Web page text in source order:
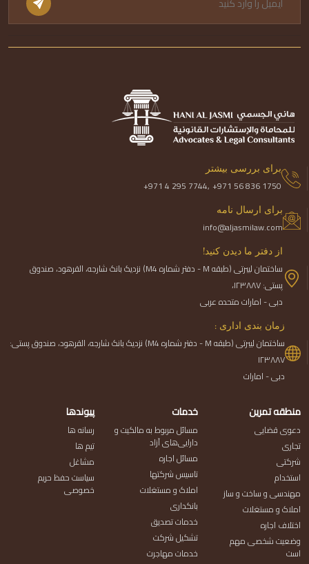
برای بررسی بیشتر
+971 4 295 7744, +971 56 836 1750
برای ارسال نامه
info@aljasmilaw.com
از دفتر ما دیدن کنید!
ساختمان لیبرتی (طبقه M - دفتر شماره M4) نزدیک بانک شارجه، القرهود، صندوق
پستی: ۱۲۳۸۸۷،
دبی - امارات متحده عربی
زمان بندی اداری :
ساختمان لیبرتی (طبقه M - دفتر شماره M4) نزدیک بانک شارجه، القرهود، صندوق پستی:
۱۲۳۸۸۷
دبی - امارات
منطقه تمرین
دعوی قضایی
تجاری
شرکتی
استخدام
مهندسی و ساخت و ساز
املاک و مستغلات
اختلاف اجاره
وضعیت شخصی مهم
است
خدمات
مسائل مربوط به مالکیت و
دارایی‌های آزاد
مسائل اجاره
تاسیس شرکتها
املاک و مستغلات
بانکداری
خدمات تصدیق
تشکیل شرکت
خدمات مهاجرت
پیوندها
رسانه ها
تیم ها
مشاغل
سیاست حفظ حریم
خصوصی